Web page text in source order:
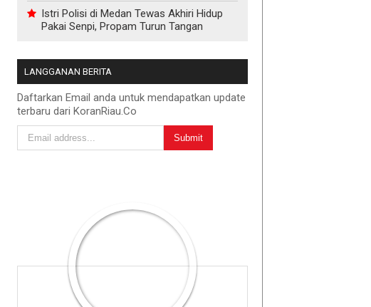
Istri Polisi di Medan Tewas Akhiri Hidup
Pakai Senpi, Propam Turun Tangan
LANGGANAN BERITA
Daftarkan Email anda untuk mendapatkan update
terbaru dari KoranRiau.Co